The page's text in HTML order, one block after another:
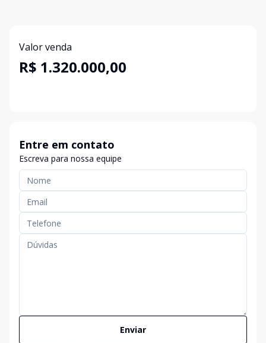
Valor venda
R$ 1.320.000,00
Entre em contato
Escreva para nossa equipe
Enviar